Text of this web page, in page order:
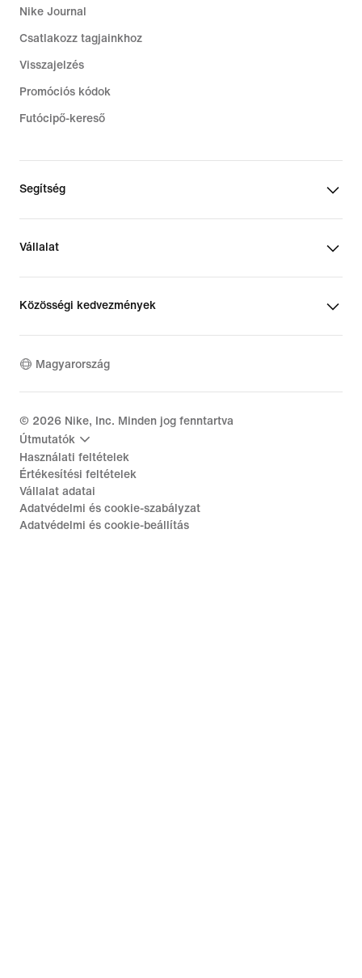
Nike Journal
Csatlakozz tagjainkhoz
Visszajelzés
Promóciós kódok
Futócipő-kereső
Segítség
Vállalat
Közösségi kedvezmények
Magyarország
© 2026 Nike, Inc. Minden jog fenntartva
Útmutatók
Használati feltételek
Értékesítési feltételek
Vállalat adatai
Adatvédelmi és cookie-szabályzat
Adatvédelmi és cookie-beállítás